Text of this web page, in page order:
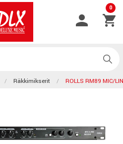
0
Räkkimikserit ROLLS RM89 MIC/